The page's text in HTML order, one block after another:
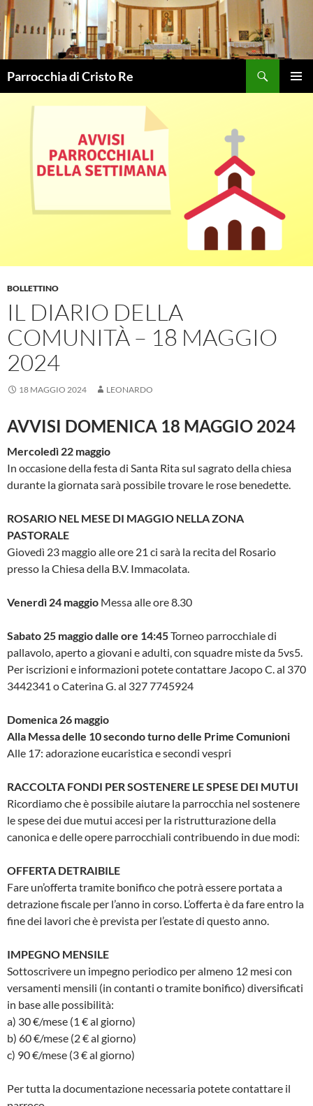
Vai
al
contenuto
Parrocchia di Cristo Re
BOLLETTINO
IL DIARIO DELLA
COMUNITÀ – 18 MAGGIO
2024
18 MAGGIO 2024 LEONARDO
AVVISI DOMENICA 18 MAGGIO 2024
Mercoledì 22 maggio
In occasione della festa di Santa Rita sul sagrato della chiesa
durante la giornata sarà possibile trovare le rose benedette.
ROSARIO NEL MESE DI MAGGIO NELLA ZONA
PASTORALE
Giovedì 23 maggio alle ore 21 ci sarà la recita del Rosario
presso la Chiesa della B.V. Immacolata.
Venerdì 24 maggio Messa alle ore 8.30
Sabato 25 maggio dalle ore 14:45Torneo parrocchiale di
pallavolo, aperto a giovani e adulti, con squadre miste da 5vs5.
Per iscrizioni e informazioni potete contattare Jacopo C. al 370
3442341 o Caterina G. al 327 7745924
Domenica 26 maggio
Alla Messa delle 10 secondo turno delle Prime Comunioni
Alle 17: adorazione eucaristica e secondi vespri
RACCOLTA FONDI PER SOSTENERE LE SPESE DEI MUTUI
Ricordiamo che è possibile aiutare la parrocchia nel sostenere
le spese dei due mutui accesi per la ristrutturazione della
canonica e delle opere parrocchiali contribuendo in due modi:
OFFERTA DETRAIBILE
Fare un’offerta tramite bonifico che potrà essere portata a
detrazione fiscale per l’anno in corso. L’offerta è da fare entro la
fine dei lavori che è prevista per l’estate di questo anno.
IMPEGNO MENSILE
Sottoscrivere un impegno periodico per almeno 12 mesi con
versamenti mensili (in contanti o tramite bonifico) diversificati
in base alle possibilità:
a) 30 €/mese (1 € al giorno)
b) 60 €/mese (2 € al giorno)
c) 90 €/mese (3 € al giorno)
Per tutta la documentazione necessaria potete contattare il